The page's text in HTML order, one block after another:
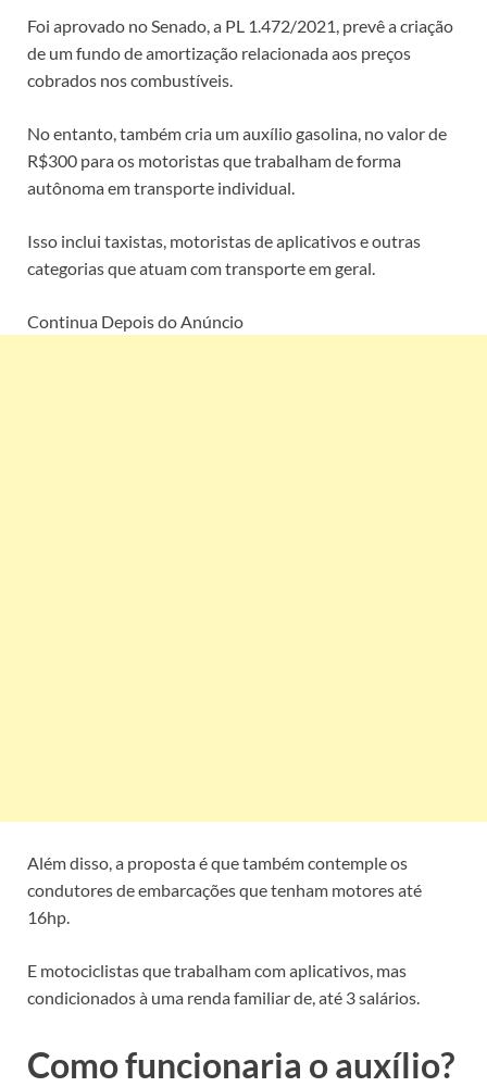
Foi aprovado no Senado, a PL 1.472/2021, prevê a criação
de um fundo de amortização relacionada aos preços
cobrados nos combustíveis.
No entanto, também cria um auxílio gasolina, no valor de
R$300 para os motoristas que trabalham de forma
autônoma em transporte individual.
Isso inclui taxistas, motoristas de aplicativos e outras
categorias que atuam com transporte em geral.
Continua Depois do Anúncio
Além disso, a proposta é que também contemple os
condutores de embarcações que tenham motores até
16hp.
E motociclistas que trabalham com aplicativos, mas
condicionados à uma renda familiar de, até 3 salários.
Como funcionaria o auxílio?